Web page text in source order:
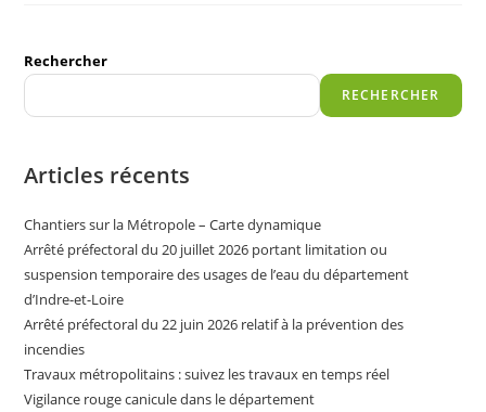
Rechercher
RECHERCHER
Articles récents
Chantiers sur la Métropole – Carte dynamique
Arrêté préfectoral du 20 juillet 2026 portant limitation ou
suspension temporaire des usages de l’eau du département
d’Indre-et-Loire
Arrêté préfectoral du 22 juin 2026 relatif à la prévention des
incendies
Travaux métropolitains : suivez les travaux en temps réel
Vigilance rouge canicule dans le département